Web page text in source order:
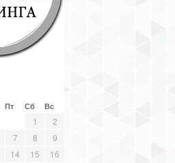
Пт Сб Вс
1
2
7 8
9
14 15
16